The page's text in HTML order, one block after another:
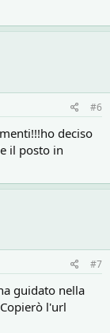
#6
deciso
il posto in
#7
guidato nella
l'url